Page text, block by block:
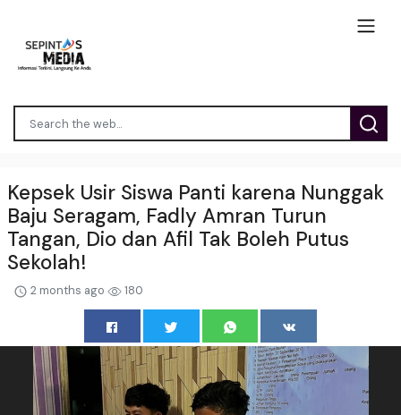
Kepsek Usir Siswa Panti karena Nunggak
Baju Seragam, Fadly Amran Turun
Tangan, Dio dan Afil Tak Boleh Putus
Sekolah!
2 months ago 180